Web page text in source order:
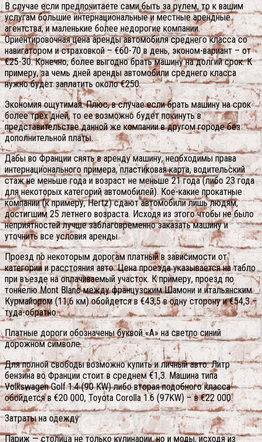
В случае если предпочитаете сами быть за рулем, то к вашим
услугам большие интернациональные и местные арендные
агентства, и маленькие более недорогие компании.
Ориентировочная цена аренды автомобиля среднего класса со
навигатором и страховкой – €60-70 в день, эконом-вариант – от
€25-30. Конечно, более выгодно брать машину на долгий срок. К
примеру, за чемь дней аренды автомобили среднего класса
нужно будет заплатить около €250.
Экономия ощутимая. Плюс, в случае если брать машину на срок
более трех дней, то ее возможно будет покинуть в
представительстве данной же компании в другом городе без
дополнительной платы.
Дабы во Франции снять в аренду машину, необходимы права
интернационального примера, пластиковая карта, водительский
стаж не меньше года и возраст не меньше 21 года (либо 23 года
для некоторых категорий автомобилей). Кое-какие прокатные
компании (к примеру, Hertz) сдают автомобили лишь людям,
достигшим 25 летнего возраста. Исходя из этого чтобы не было
неприятностей лучше заблаговременно заказать машину и
уточнить все условия аренды.
Проезд по некоторым дорогам платный в зависимости от
категории и расстояния авто. Цена проезда указывается на табло
при въезде на оплачиваемый участок. К примеру, проезд по
тоннелю Mont Blanc между французским Шамони и итальянским
Курмайором (11,6 км) обойдется в €43,5 в одну сторону и €54,3 –
туда-обратно.
Платные дороги обозначены буквой «А» на светло синий
дорожном символе.
Для полной свободы возможно купить и личный авто. Литр
бензина во Франции стоит в среднем €1,3. Машина типа
Volkswagen Golf 1.4 (90 KW) либо вторая подобного класса
обойдется в €20 000, Toyota Corolla 1.6 (97KW) – в €22 000.
Затраты на одежду
Париж — столица не только кулинарии, но и моды, исходя из